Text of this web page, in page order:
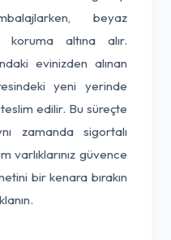
beyaz
koruma altına alır.
evinizden alınan
yeni yerinde
edilir. Bu süreçte
zamanda sigortalı
varlıklarınız güvence
bir kenara bırakın